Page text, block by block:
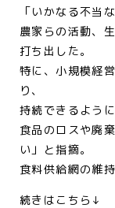
「いかなる不当
農家らの活動、
打ち出した。
特に、小規模経
り、
持続できるよう
食品のロスや廃
い」と指摘。
食料供給網の維
続きはこちら↓